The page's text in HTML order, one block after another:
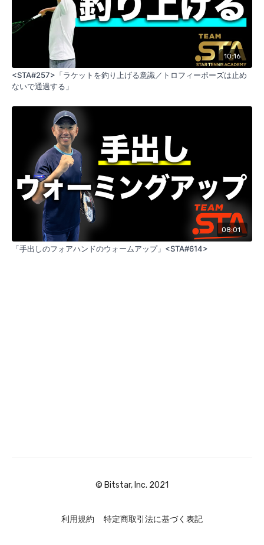
10:16
<STA#257>「ラケットを釣り上げる意識／トロフィーポーズは止め
ないで通過する」
08:01
「手出しのフォアハンドのウォームアップ」<STA#614>
© Bitstar, Inc. 2021
利用規約 特定商取引法に基づく表記